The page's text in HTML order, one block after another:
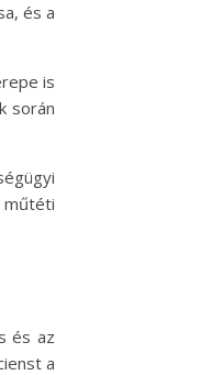
és a
is
során
műtéti
és az
a